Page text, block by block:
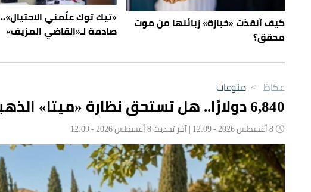
كيف أنقذت «خبازة» زبائنها من موت
محقق؟
«تيك توك علّمني
صادمة لـ«القاضي المزيف»
عكاظ > منوعات
6,840 دولارًا.. هل تستحق نظارة «ميتا» الذهبية سعرها الباهظ؟